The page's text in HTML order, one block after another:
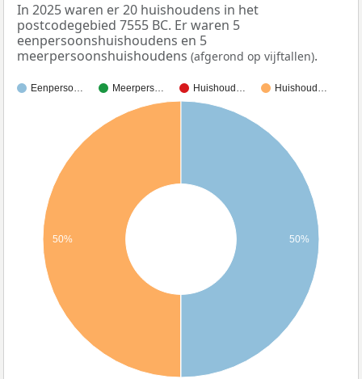
In 2025 waren er 20 huishoudens in het
postcodegebied 7555 BC. Er waren 5
eenpersoonshuishoudens en 5
meerpersoonshuishoudens (afgerond op vijftallen).
Eenperso… Meerpers… Huishoud… Huishoud…
50% 50%